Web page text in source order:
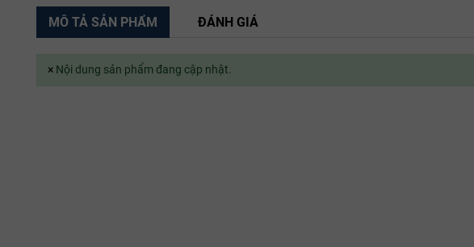
MÔ TẢ SẢN PHẨM ĐÁNH GIÁ
×Nội dung sản phẩm đang cập nhật.